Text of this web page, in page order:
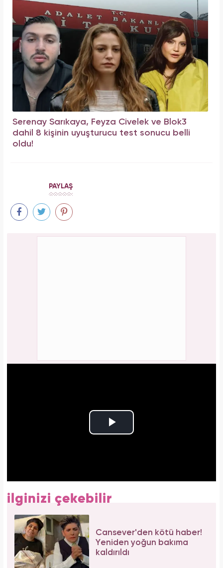
Serenay Sarıkaya, Feyza Civelek ve Blok3
dahil 8 kişinin uyuşturucu test sonucu belli
oldu!
PAYLAŞ
ilginizi çekebilir
Cansever'den kötü haber!
Yeniden yoğun bakıma
kaldırıldı